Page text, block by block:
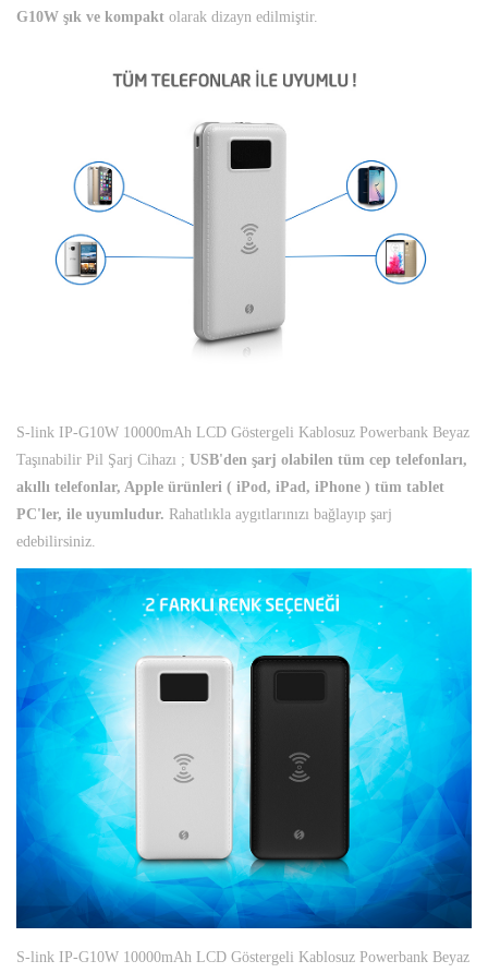
G10W şık ve kompakt olarak dizayn edilmiştir.
S-link IP-G10W 10000mAh LCD Göstergeli Kablosuz Powerbank Beyaz
Taşınabilir Pil Şarj Cihazı ; USB'den şarj olabilen tüm cep telefonları,
akıllı telefonlar, Apple ürünleri ( iPod, iPad, iPhone ) tüm tablet
PC'ler, ile uyumludur. Rahatlıkla aygıtlarınızı bağlayıp şarj
edebilirsiniz.
S-link IP-G10W 10000mAh LCD Göstergeli Kablosuz Powerbank Beyaz